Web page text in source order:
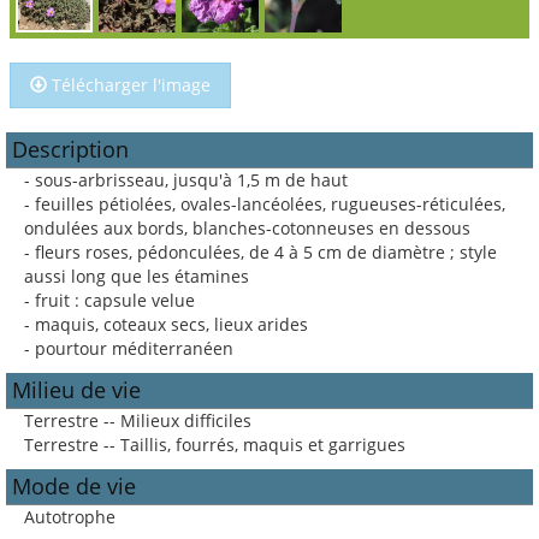
Télécharger l'image
Description
- sous-arbrisseau, jusqu'à 1,5 m de haut
- feuilles pétiolées, ovales-lancéolées, rugueuses-réticulées,
ondulées aux bords, blanches-cotonneuses en dessous
- fleurs roses, pédonculées, de 4 à 5 cm de diamètre ; style
aussi long que les étamines
- fruit : capsule velue
- maquis, coteaux secs, lieux arides
- pourtour méditerranéen
Milieu de vie
Terrestre -- Milieux difficiles
Terrestre -- Taillis, fourrés, maquis et garrigues
Mode de vie
Autotrophe